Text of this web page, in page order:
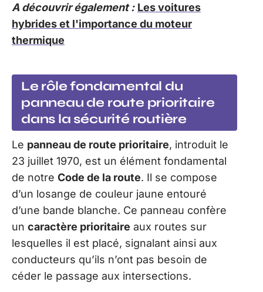
A découvrir également : Les voitures
hybrides et l'importance du moteur
thermique
Le rôle fondamental du
panneau de route prioritaire
dans la sécurité routière
Le panneau de route prioritaire, introduit le
23 juillet 1970, est un élément fondamental
de notre Code de la route. Il se compose
d’un losange de couleur jaune entouré
d’une bande blanche. Ce panneau confère
un caractère prioritaire aux routes sur
lesquelles il est placé, signalant ainsi aux
conducteurs qu’ils n’ont pas besoin de
céder le passage aux intersections.